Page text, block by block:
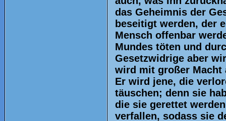
das Geheimnis der
beseitigt werden, der
Mensch offenbar
Mundes töten und
Gesetzwidrige aber
wird mit großer Macht
Er wird jene, die
täuschen; denn sie
die sie gerettet
verfallen, sodass sie